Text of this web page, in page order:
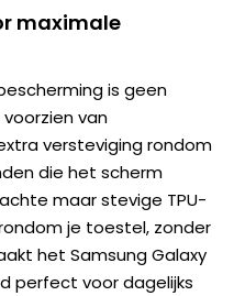
maximale
is geen
van
versteviging rondom
die het scherm
maar stevige TPU-
je toestel, zonder
het Samsung Galaxy
perfect voor dagelijks